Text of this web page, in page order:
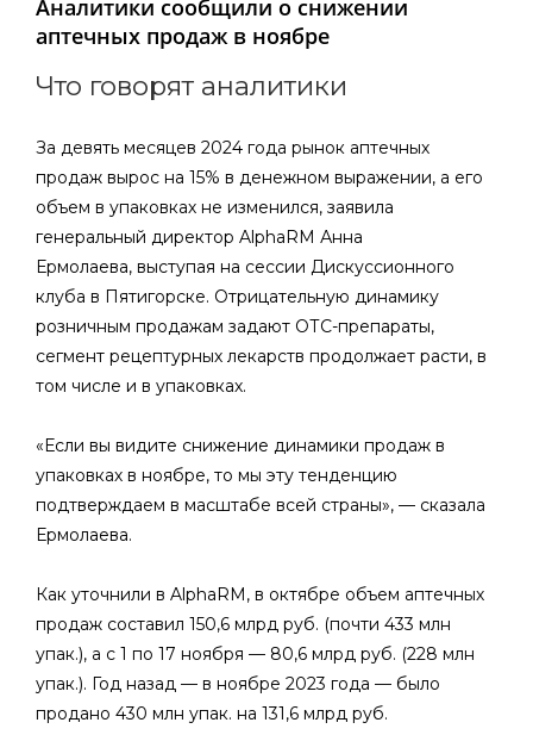
Аналитики сообщили о снижении
аптечных продаж в ноябре
Что говорят аналитики
За девять месяцев 2024 года рынок аптечных
продаж вырос на 15% в денежном выражении, а его
объем в упаковках не изменился, заявила
генеральный директор AlphaRM Анна
Ермолаева, выступая на сессии Дискуссионного
клуба в Пятигорске. Отрицательную динамику
розничным продажам задают ОТС-препараты,
сегмент рецептурных лекарств продолжает расти, в
том числе и в упаковках.
«Если вы видите снижение динамики продаж в
упаковках в ноябре, то мы эту тенденцию
подтверждаем в масштабе всей страны», — сказала
Ермолаева.
Как уточнили в AlphaRM, в октябре объем аптечных
продаж составил 150,6 млрд руб. (почти 433 млн
упак.), а с 1 по 17 ноября — 80,6 млрд руб. (228 млн
упак.). Год назад — в ноябре 2023 года — было
продано 430 млн упак. на 131,6 млрд руб.